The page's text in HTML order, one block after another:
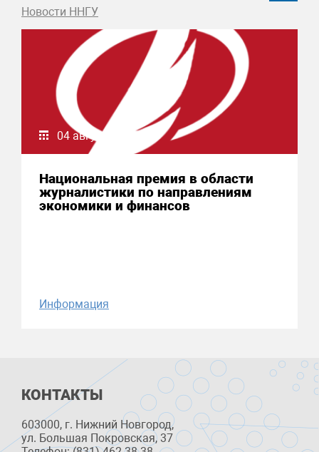
Новости ННГУ
04 августа 2026
Национальная премия в области
журналистики по направлениям
экономики и финансов
Информация
КОНТАКТЫ
603000, г. Нижний Новгород,
ул. Большая Покровская, 37